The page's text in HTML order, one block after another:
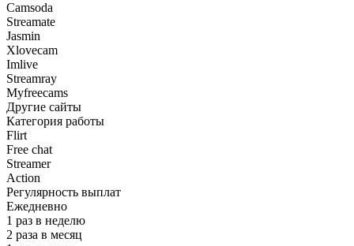
Camsoda
Streamate
Jasmin
Xlovecam
Imlive
Streamray
Myfreecams
Другие сайты
Категория работы
Flirt
Free chat
Streamer
Action
Регулярность выплат
Ежедневно
1 раз в неделю
2 раза в месяц